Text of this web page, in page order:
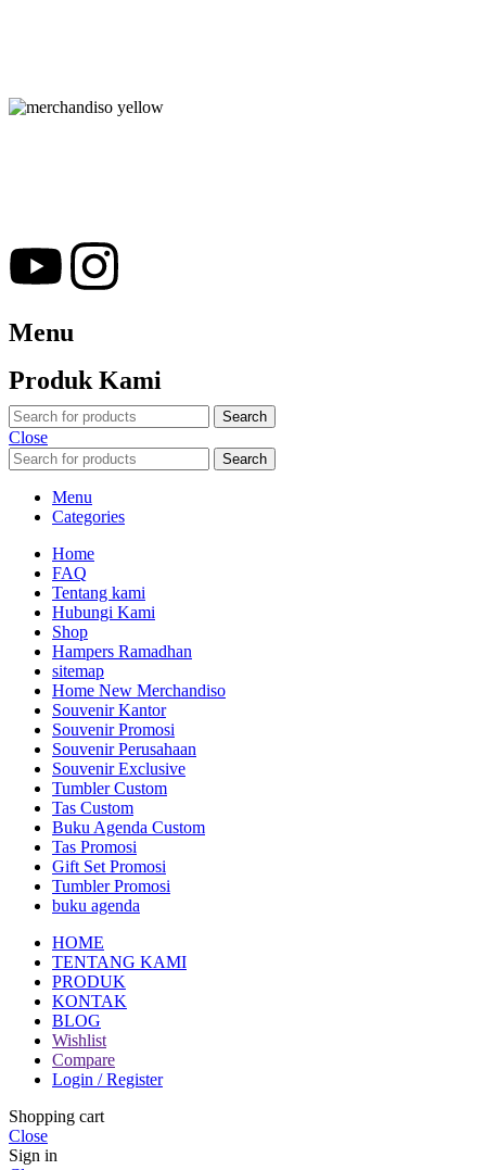
Menu
Produk Kami
Search
Close
Search
Menu
Categories
Home
FAQ
Tentang kami
Hubungi Kami
Shop
Hampers Ramadhan
sitemap
Home New Merchandiso
Souvenir Kantor
Souvenir Promosi
Souvenir Perusahaan
Souvenir Exclusive
Tumbler Custom
Tas Custom
Buku Agenda Custom
Tas Promosi
Gift Set Promosi
Tumbler Promosi
buku agenda
HOME
TENTANG KAMI
PRODUK
KONTAK
BLOG
Wishlist
Compare
Login / Register
Shopping cart
Close
Sign in